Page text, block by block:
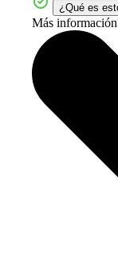
¿Qué es
Más información